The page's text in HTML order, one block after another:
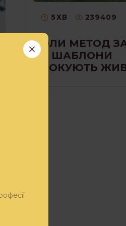
5ХВ 239409
КОЛИ МЕТОД
ЯК ШАБЛОНИ
БЛОКУЮТЬ